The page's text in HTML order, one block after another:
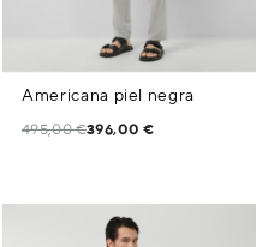
Americana piel negra
495,00 €396,00 €